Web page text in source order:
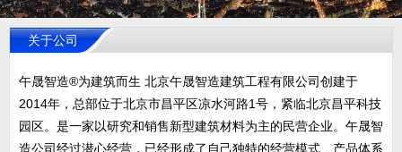
关于公司
午晟智造®为建筑而生 北京午晟智造建筑工程有限公司创建于
2014年，总部位于北京市昌平区凉水河路1号，紧临北京昌平科技
园区。是一家以研究和销售新型建筑材料为主的民营企业。午晟智
造公司经过潜心经营，已经形成了自己独特的经营模式、产品体系